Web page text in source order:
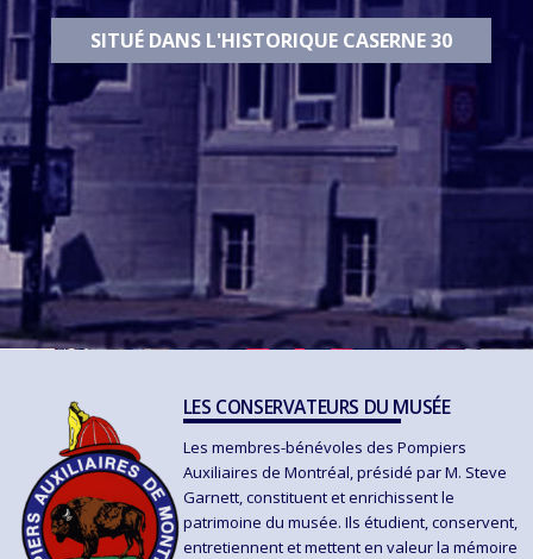
SITUÉ DANS L'HISTORIQUE CASERNE 30
LES CONSERVATEURS DU MUSÉE
Les membres-bénévoles des Pompiers
Auxiliaires de Montréal, présidé par M. Steve
Garnett, constituent et enrichissent le
patrimoine du musée. Ils étudient, conservent,
entretiennent et mettent en valeur la mémoire